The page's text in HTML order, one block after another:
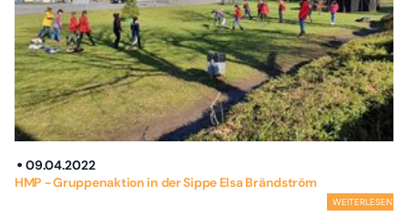
09.04.2022
HMP - Gruppenaktion in der Sippe Elsa Brändström
WEITERLESEN